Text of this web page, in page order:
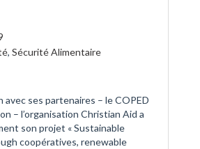
, Sécurité Alimentaire
avec ses partenaires – le COPED
– l’organisation Christian Aid a
son projet « Sustainable
coopératives, renewable